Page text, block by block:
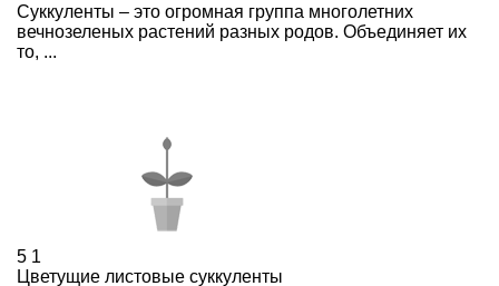
Суккуленты – это огромная группа многолетних
вечнозеленых растений разных родов. Объединяет их
то, ...
5 1
Цветущие листовые суккуленты